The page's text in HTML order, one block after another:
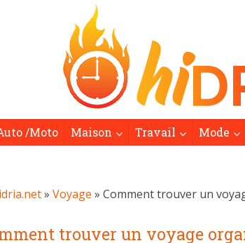
/Moto Maison Travail Mode
» Voyage » Comment trouver un
trouver un voyage